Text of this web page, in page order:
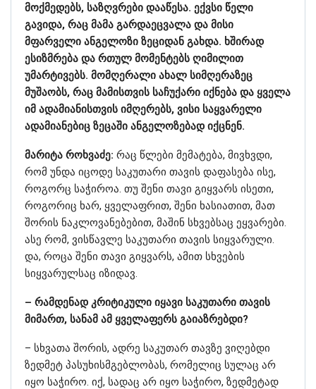
მოქმედებს, საზღვრები დააწესა. ექვსი წელი
გავიდა, რაც მამა გარდაეცვალა და მისი
მფარველი ანგელოზი ზეციდან გახდა. ხშირად
ესიზმრება და რთულ მომენტებს ღიმილით
უმარტივებს. მომღერალი ახალ სიმღერაზეც
მუშაობს, რაც მამისთვის საჩუქარი იქნება და ყველა
იმ ადამიანისთვის იმღერებს, ვისი საყვარელი
ადამიანებიც ზეცაში ანგელოზებად იქცნენ.
მარიტა როხვაძე: რაც წლები მემატება, მივხვდი,
რომ უნდა იცოდე საკუთარი თავის დაფასება ისე,
როგორც საჭიროა. თუ შენი თავი გიყვარს ისეთი,
როგორიც ხარ, ყველაფრით, შენი ხასიათით, მათ
შორის ნაკლოვანებებით, მაშინ სხვებსაც ეყვარები.
ასე რომ, ვისწავლე საკუთარი თავის სიყვარული.
და, როცა შენი თავი გიყვარს, ამით სხვების
სიყვარულსაც იზიდავ.
– რამდენად კრიტიკული იყავი საკუთარი თავის
მიმართ, სანამ ამ ყველაფერს გაიაზრებდი?
– სხვათა შორის, ადრე საკუთარ თავზე ვიღებდი
ზედმეტ პასუხისმგებლობას, რომელიც სულაც არ
იყო საჭირო. იქ, სადაც არ იყო საჭირო, ზედმეტად